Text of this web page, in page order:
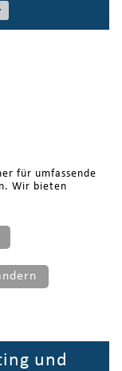
für umfassende
Wir bieten
und